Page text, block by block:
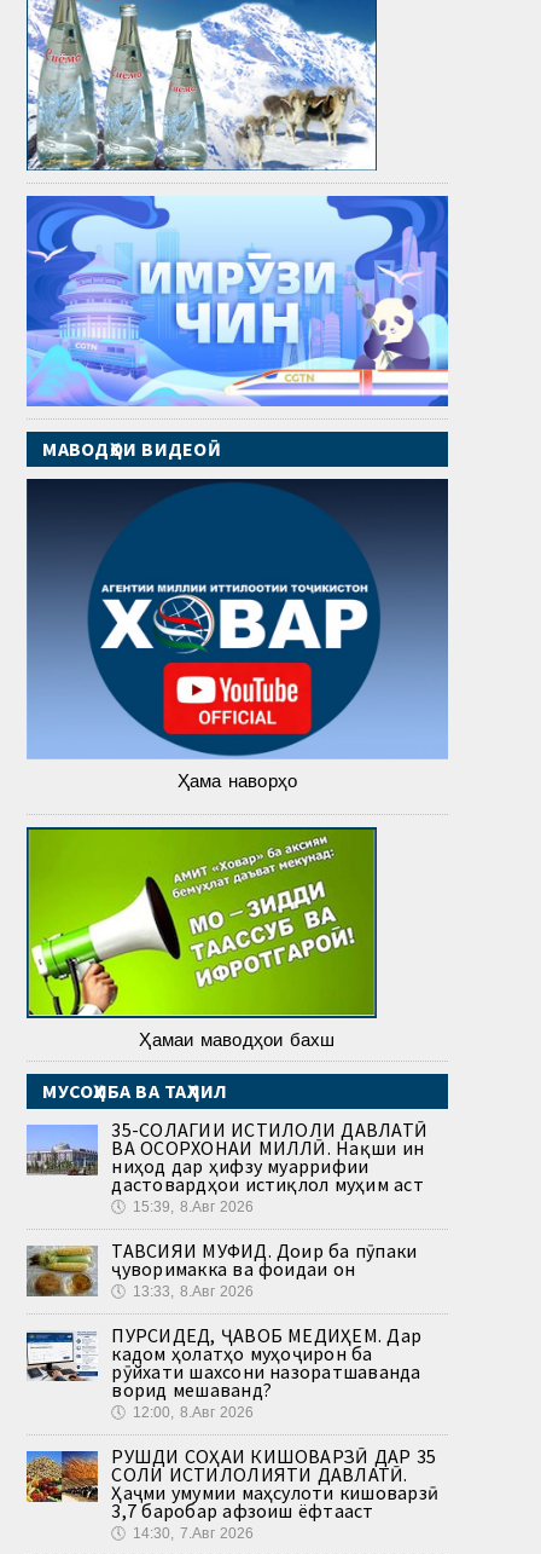
МАВОДҲОИ ВИДЕОӢ
Ҳама наворҳо
Ҳамаи маводҳои бахш
МУСОҲИБА ВА ТАҲЛИЛ
35-СОЛАГИИ ИСТИҚЛОЛИ ДАВЛАТӢ
ВА ОСОРХОНАИ МИЛЛӢ. Нақши ин
ниҳод дар ҳифзу муаррифии
дастовардҳои истиқлол муҳим аст
🕔 15:39, 8.Авг 2026
ТАВСИЯИ МУФИД. Доир ба пӯпаки
ҷуворимакка ва фоидаи он
🕔 13:33, 8.Авг 2026
ПУРСИДЕД, ҶАВОБ МЕДИҲЕМ. Дар
кадом ҳолатҳо муҳоҷирон ба
рӯйхати шахсони назоратшаванда
ворид мешаванд?
🕔 12:00, 8.Авг 2026
РУШДИ СОҲАИ КИШОВАРЗӢ ДАР 35
СОЛИ ИСТИҚЛОЛИЯТИ ДАВЛАТӢ.
Ҳаҷми умумии маҳсулоти кишоварзӣ
3,7 баробар афзоиш ёфтааст
🕔 14:30, 7.Авг 2026